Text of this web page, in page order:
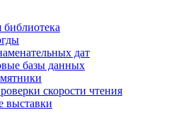
библиотека
дат
базы данных
скорости чтения
выставки